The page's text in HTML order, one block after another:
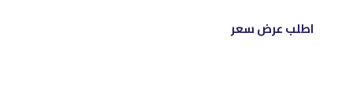
اطلب عرض سعر